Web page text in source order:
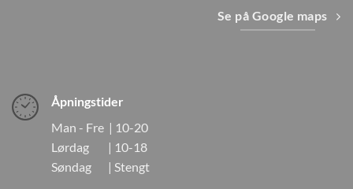
Se på Google maps
Åpningstider
Man - Fre | 10-20
Lørdag | 10-18
Søndag | Stengt